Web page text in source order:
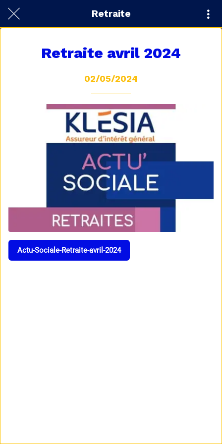
Retraite
Retraite avril 2024
02/05/2024
Actu-Sociale-Retraite-avril-2024